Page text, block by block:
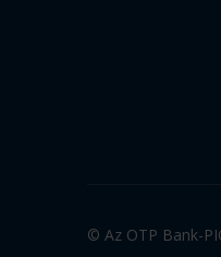
© Az OTP Bank-